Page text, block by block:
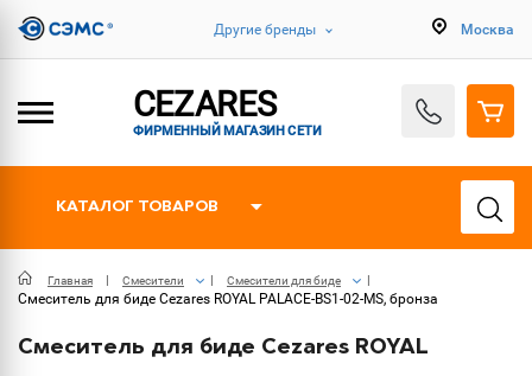
Другие бренды Москва
CEZARES
ФИРМЕННЫЙ МАГАЗИН СЕТИ
КАТАЛОГ ТОВАРОВ
Главная Смесители Смесители для биде
Смеситель для биде Cezares ROYAL PALACE-BS1-02-MS, бронза
Смеситель для биде Cezares ROYAL